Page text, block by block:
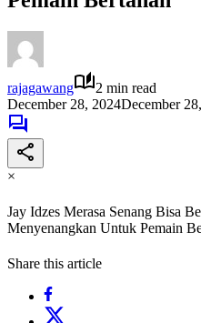
rajagawang
2 min read
December 28, 2024December
×
Jay Idzes Merasa Senang Bisa
Menyenangkan Untuk Pemain
Share this article